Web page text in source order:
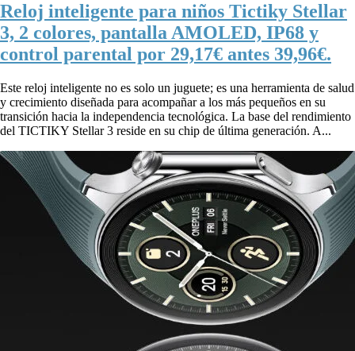
Reloj inteligente para niños Tictiky Stellar
3, 2 colores, pantalla AMOLED, IP68 y
control parental por 29,17€ antes 39,96€.
Este reloj inteligente no es solo un juguete; es una herramienta de salud
y crecimiento diseñada para acompañar a los más pequeños en su
transición hacia la independencia tecnológica. La base del rendimiento
del TICTIKY Stellar 3 reside en su chip de última generación. A...